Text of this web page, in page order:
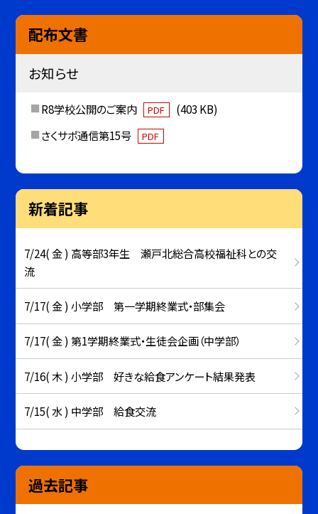
配布文書
お知らせ
R8学校公開のご案内 PDF
(403 KB)
さくサポ通信第15号
PDF
新着記事
7/24( 金 ) 高等部3年生 瀬戸北総合高校福祉科との交
流
7/17( 金 ) 小学部 第一学期終業式・部集会
7/17( 金 ) 第1学期終業式・生徒会企画（中学部）
7/16( 木 ) 小学部 好きな給食アンケート結果発表
7/15( 水 ) 中学部 給食交流
過去記事